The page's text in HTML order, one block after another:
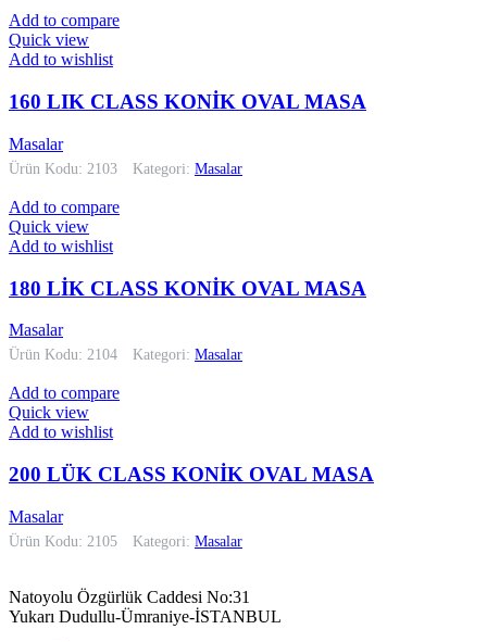
Add to compare
Quick view
Add to wishlist
160 LIK CLASS KONİK OVAL MASA
Masalar
Ürün Kodu: 2103 Kategori: Masalar
Add to compare
Quick view
Add to wishlist
180 LİK CLASS KONİK OVAL MASA
Masalar
Ürün Kodu: 2104 Kategori: Masalar
Add to compare
Quick view
Add to wishlist
200 LÜK CLASS KONİK OVAL MASA
Masalar
Ürün Kodu: 2105 Kategori: Masalar
Natoyolu Özgürlük Caddesi No:31
Yukarı Dudullu-Ümraniye-İSTANBUL